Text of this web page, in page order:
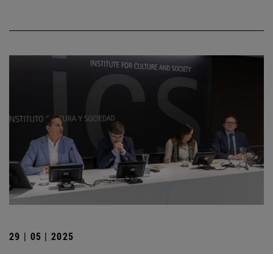
29 | 05 | 2025